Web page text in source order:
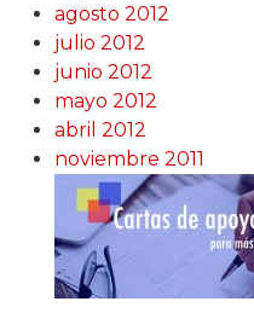
agosto 2012
julio 2012
junio 2012
mayo 2012
abril 2012
noviembre 2011